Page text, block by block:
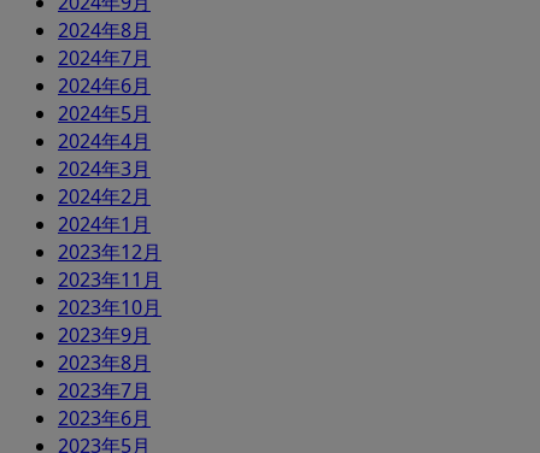
2024年8月
2024年7月
2024年6月
2024年5月
2024年4月
2024年3月
2024年2月
2024年1月
2023年12月
2023年11月
2023年10月
2023年9月
2023年8月
2023年7月
2023年6月
2023年5月